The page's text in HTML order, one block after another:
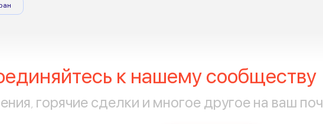
к нашему сообществу
горячие сделки и многое другое на ваш